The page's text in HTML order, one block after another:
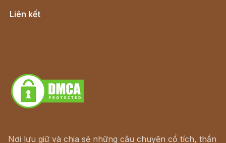
Liên kết
Nơi lưu giữ và chia sẻ những câu chuyện cổ tích, thần